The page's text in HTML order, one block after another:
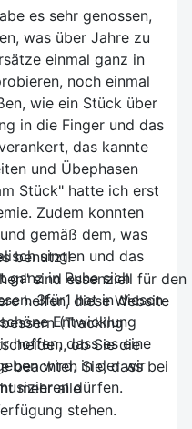
es sehr genossen,
was über Jahre zu
einmal ganz in
noch einmal
wie ein Stück über
in die Finger und das
das kannte
und Übephasen
Stück" hatte ich erst
Zudem konnten
gemäß dem, was
singen und das
ganz in Ruhe sich
3für1 hat in diesen
Entwicklung
hoffen, dass es eine
wird, in der wir
dürfen.
benutzt!
sind essenziell für den
helfen, diese Website
(Tracking
ob Sie die
beachten Sie, dass bei
mehr alle
stehen.